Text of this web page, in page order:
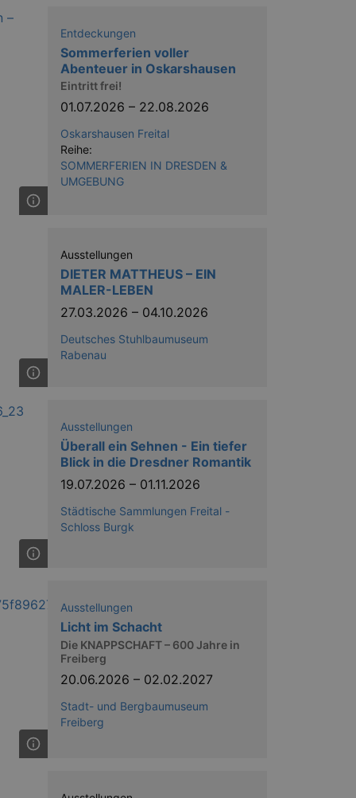
Entdeckungen
Sommerferien voller
Abenteuer in Oskarshausen
Eintritt frei!
01.07.2026 – 22.08.2026
Oskarshausen Freital
Reihe:
SOMMERFERIEN IN DRESDEN &
UMGEBUNG
Ausstellungen
DIETER MATTHEUS – EIN
MALER-LEBEN
27.03.2026 – 04.10.2026
Deutsches Stuhlbaumuseum
Rabenau
Ausstellungen
Überall ein Sehnen - Ein tiefer
Blick in die Dresdner Romantik
19.07.2026 – 01.11.2026
Städtische Sammlungen Freital -
Schloss Burgk
Ausstellungen
Licht im Schacht
Die KNAPPSCHAFT – 600 Jahre in
Freiberg
20.06.2026 – 02.02.2027
Stadt- und Bergbaumuseum
Freiberg
visitor cookie consent
to work properly.
Cross-Site Request Forgery
Cross-Site Request Forgery
Analytics - which is a
used analytics service. This
assigning a randomly
in each page request
and campaign data for the
after 2 years, although
Analytics. This
update a unique value for
Analytics, according
rate - limiting the
after 10 minutes.
the end user uses the
may have seen before
from OneTrust. It
the site uses and
for the use of each
in each category
visitors to the site will
no information that can